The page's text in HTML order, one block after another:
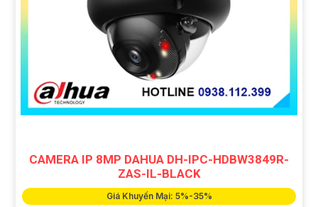
CAMERA IP 8MP DAHUA DH-IPC-HDBW3849R-
ZAS-IL-BLACK
Giá Khuyến Mại: 5%-35%